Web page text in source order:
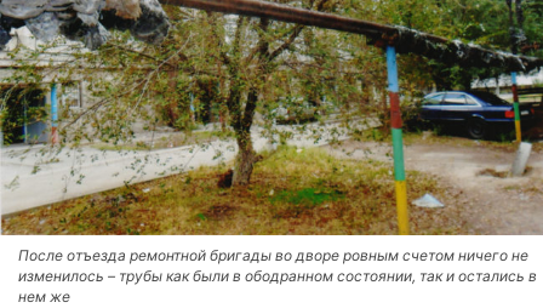
После отъезда ремонтной бригады во дворе ровным счетом ничего не
изменилось – трубы как были в ободранном состоянии, так и остались в
нем же